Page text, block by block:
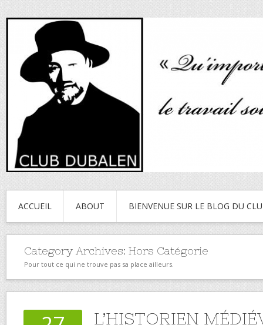
ACCUEIL ABOUT BIENVENUE SUR LE BLOG DU
Category Archives: Hors Catégorie
Pour tout ce qui ne trouve pas sa place ailleurs.
L’HISTORIEN